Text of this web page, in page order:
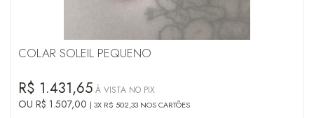
COLAR SOLEIL PEQUENO
R$ 1.431,65 À VISTA NO PIX
OU R$ 1.507,00 3X R$ 502,33 NOS CARTÕES